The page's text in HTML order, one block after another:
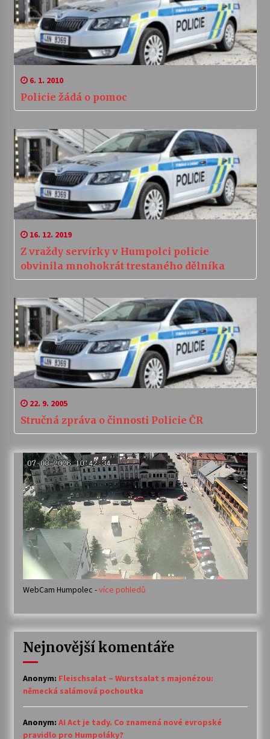
6. 1. 2010
Policie žádá o pomoc
16. 12. 2019
Z vraždy servírky v Humpolci policie
obvinila mnohokrát trestaného dělníka
22. 9. 2005
Stručná zpráva o činnosti Policie ČR
WebCam Humpolec -více pohledů
Nejnovější komentáře
Anonym: Fleischsalat – Wurstsalat s majonézou:
německá salámová pochoutka
Anonym: AI Act je tady. Co znamená nové evropské
pravidlo pro Humpoláky?